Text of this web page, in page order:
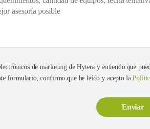
de marketing de Hytera y entiendo que
formulario, confirmo que he leído y acepto la